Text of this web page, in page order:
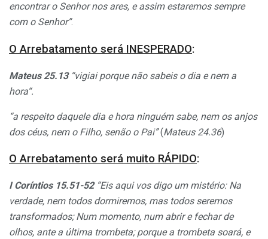
encontrar o Senhor nos ares, e assim estaremos sempre
com o Senhor”.
O Arrebatamento será INESPERADO:
Mateus 25.13 “vigiai porque não sabeis o dia e nem a
hora“.
“a respeito daquele dia e hora ninguém sabe, nem os anjos
dos céus, nem o Filho, senão o Pai”(Mateus 24.36)
O Arrebatamento será muito RÁPIDO:
I Coríntios 15.51-52 “Eis aqui vos digo um mistério: Na
verdade, nem todos dormiremos, mas todos seremos
transformados; Num momento, num abrir e fechar de
olhos, ante a última trombeta; porque a trombeta soará, e